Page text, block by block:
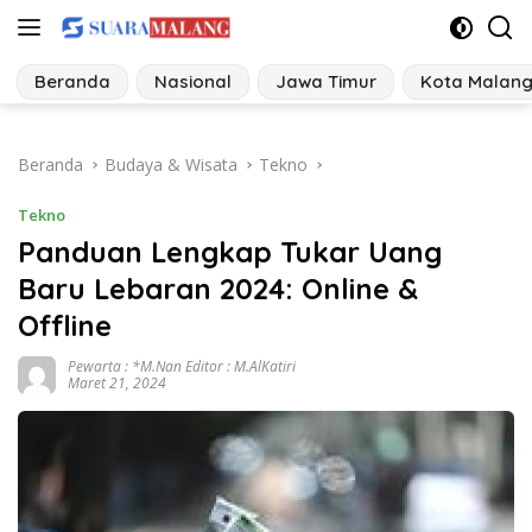
Langsung
konten
Beranda Nasional Jawa Timur Kota Malang
Beranda Budaya & Wisata Tekno
Tekno
Panduan Lengkap Tukar Uang
Baru Lebaran 2024: Online &
Offline
Pewarta : *M.Nan Editor : M.AlKatiri
Maret 21, 2024